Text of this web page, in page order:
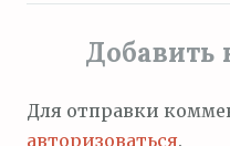
Добавить
Для отправки
авторизоваться.